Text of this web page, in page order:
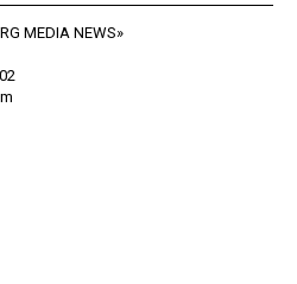
MEDIA NEWS»